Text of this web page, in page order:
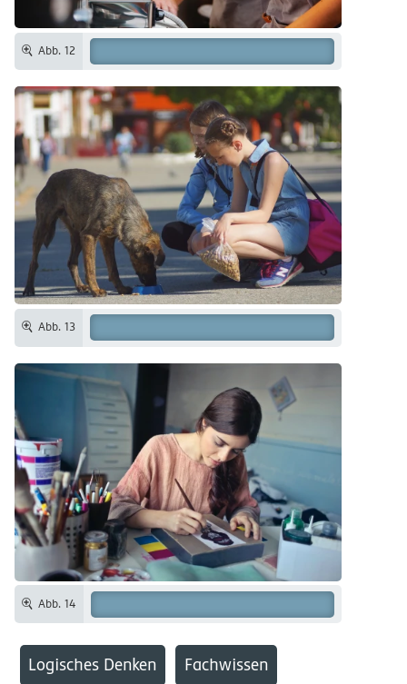
Abb. 12
Abb. 13
Abb. 14
Logisches Denken Fachwissen